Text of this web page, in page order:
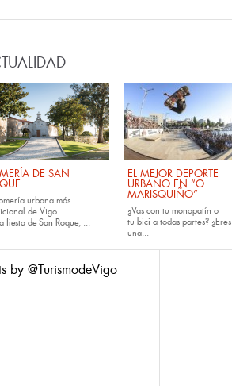
DE SAN
urbana más
de Vigo
fiesta de San Roque, ...
EL MEJOR DEPORTE
URBANO EN “O
MARISQUIÑO”
¿Vas con tu monopatín o
tu bici a todas partes? ¿Eres
una...
by @TurismodeVigo